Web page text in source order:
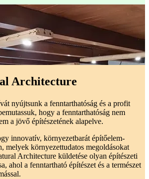
Architecture
nyújtsunk a fenntarthatóság és a profit
hogy a fenntarthatóság nem
a jövő építészetének alapelve.
innovatív, környezetbarát építőelem-
melyek környezettudatos megoldásokat
Architecture küldetése olyan építészeti
ahol a fenntartható építészet és a természet